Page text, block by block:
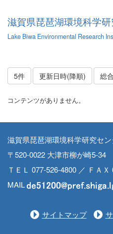
滋賀県琵琶湖環境科学
Lake Biwa Environmental Research
5件 更新日時(降順) 総
コンテンツがありません。
滋賀県琵琶湖環境科学研究セ
〒520-0022 大津市柳が崎5-34
ＴＥＬ 077-526-4800 ／ ＦＡＸ
MAIL
サイトマップ